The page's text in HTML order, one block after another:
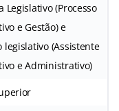
Legislativo (Processo
e Gestão) e
legislativo (Assistente
e Administrativo)